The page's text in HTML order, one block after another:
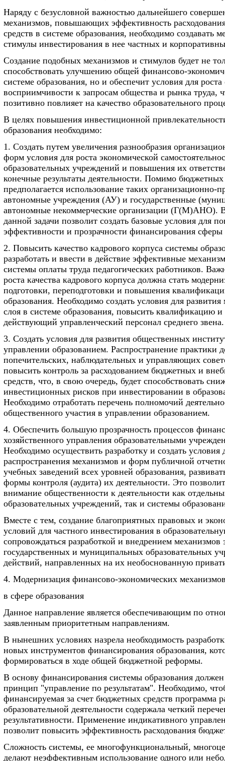
Наряду с безусловной важностью дальнейшего
механизмов, повышающих эффективность
средств в системе образования, необходимо создавать
стимулы инвестирования в нее частных и
Создание подобных механизмов и стимулов будет не
способствовать улучшению общей финансово-
системе образования, но и обеспечит условия для роста
восприимчивости к запросам общества и рынка труда,
позитивно повлияет на качество образовательного
В целях повышения инвестиционной
образования необходимо:
1. Создать путем увеличения разнообразия
форм условия для роста экономической
образовательных учреждений и повышения их
конечные результаты деятельности. Помимо
предполагается использование таких организационно-
автономные учреждения (АУ) и государственные
автономные некоммерческие организации (Г(М)АНО).
данной задачи позволит создать базовые условия для
эффективности и прозрачности финансирования сферы
2. Повысить качество кадрового корпуса системы
разработать и ввести в действие эффективные
системы оплаты труда педагогических работников.
роста качества кадрового корпуса должна стать
подготовки, переподготовки и повышения
образования. Необходимо создать условия для развития
слоя в системе образования, повысить квалификацию и
действующий управленческий персонал среднего звена.
3. Создать условия для развития общественных
управлении образованием. Распространение практики
попечительских, наблюдательных и управляющих
повысить контроль за расходованием бюджетных и
средств, что, в свою очередь, будет способствовать
инвестиционных рисков при инвестировании в
Необходимо отработать перечень полномочий
общественного участия в управлении образованием.
4. Обеспечить большую прозрачность процессов
хозяйственного управления образовательными
Необходимо осуществить разработку и создать условия
распространения механизмов и форм публичной
учебных заведений всех уровней образования,
формы контроля (аудита) их деятельности. Это
внимание общественности к деятельности как
образовательных учреждений, так и системы
Вместе с тем, создание благоприятных правовых и
условий для частного инвестирования в
сопровождаться разработкой и внедрением
государственных и муниципальных образовательных
действий, направленных на их необоснованную
4. Модернизация финансово-экономических
в сфере образования
Данное направление является обеспечивающим по
заявленным приоритетным направлениям.
В нынешних условиях назрела необходимость
новых инструментов финансирования образования,
формироваться в ходе общей бюджетной реформы.
В основу финансирования системы образования
принцип "управление по результатам". Необходимо,
финансируемая за счет бюджетных средств программа
образовательной деятельности содержала четкий
результативности. Применение индикативного
позволит повысить эффективность расходования
Сложность системы, ее многофункциональный,
делают неэффективным использование одного или